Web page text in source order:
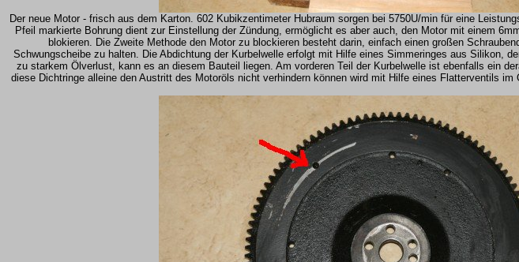
Der neue Motor - frisch aus dem Karton. 602 Kubikzentimeter Hubraum sorgen bei 5750U/min für eine
Pfeil markierte Bohrung dient zur Einstellung der Zündung, ermöglicht es aber auch, den Motor mit einem
blokieren. Die Zweite Methode den Motor zu blockieren besteht darin, einfach einen großen
Schwungscheibe zu halten. Die Abdichtung der Kurbelwelle erfolgt mit Hilfe eines Simmeringes aus Silikon,
zu starkem Ölverlust, kann es an diesem Bauteil liegen. Am vorderen Teil der Kurbelwelle ist ebenfalls ein
diese Dichtringe alleine den Austritt des Motoröls nicht verhindern können wird mit Hilfe eines Flatterventils